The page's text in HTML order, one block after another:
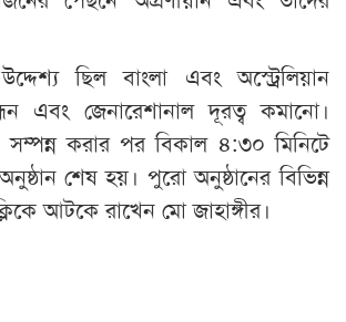
ছিল বাংলা এবং অস্ট্রেলিয়ান
এবং জেনারেশানাল দূরত্ব কমানো।
সম্পন্ন করার পর বিকাল ৪:৩০ মিনিটে
শেষ হয়। পুরো অনুষ্ঠানের বিভিন্ন
আটকে রাখেন মো জাহাঙ্গীর।